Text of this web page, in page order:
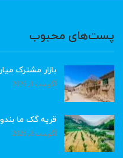
پست‌های محبوب
بازار مشترک
آگوست 8, 2026
قریه گک ما
آگوست 8, 2026